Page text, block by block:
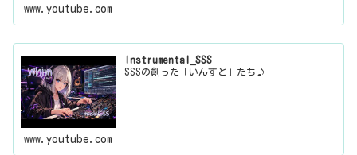
www.youtube.com
Instrumental_SSS
SSSの創った「いんすと」たち♪
www.youtube.com